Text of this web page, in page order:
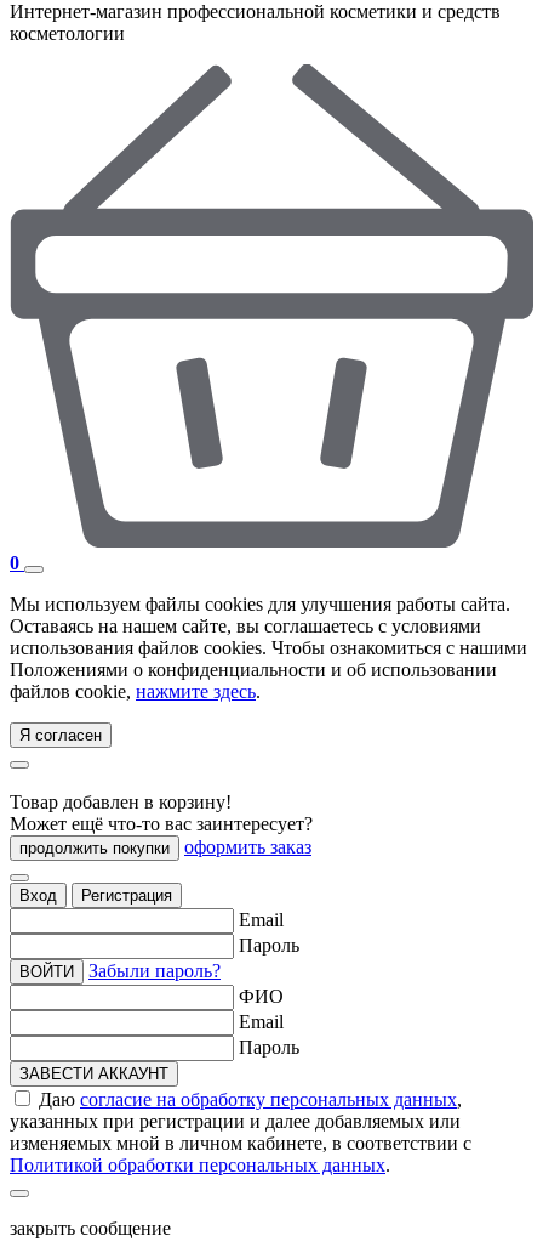
Интернет-магазин профессиональной косметики и средств
косметологии
0
Мы используем файлы cookies для улучшения работы сайта.
Оставаясь на нашем сайте, вы соглашаетесь с условиями
использования файлов cookies. Чтобы ознакомиться с нашими
Положениями о конфиденциальности и об использовании
файлов cookie, нажмите здесь.
Я согласен
Товар добавлен в корзину!
Может ещё что-то вас заинтересует?
продолжить покупки оформить заказ
Вход Регистрация
Email
Пароль
ВОЙТИ
Забыли пароль?
ФИО
Email
Пароль
ЗАВЕСТИ АККАУНТ
Даю согласие на обработку персональных данных,
указанных при регистрации и далее добавляемых или
изменяемых мной в личном кабинете, в соответствии с
Политикой обработки персональных данных.
закрыть сообщение